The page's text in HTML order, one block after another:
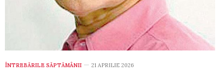
ÎNTREBĂRILE SĂPTĂMÂNII 21 APRILIE 2026